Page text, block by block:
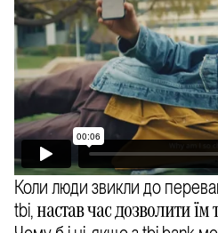
Коли люди звикли до
tbi,настав час дозволити їм